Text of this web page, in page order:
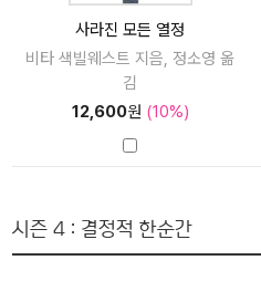
사라진 모든 열정
비타 색빌웨스트 지음, 정소영 옮
김
12,600원 (10%)
시즌 4 : 결정적 한순간